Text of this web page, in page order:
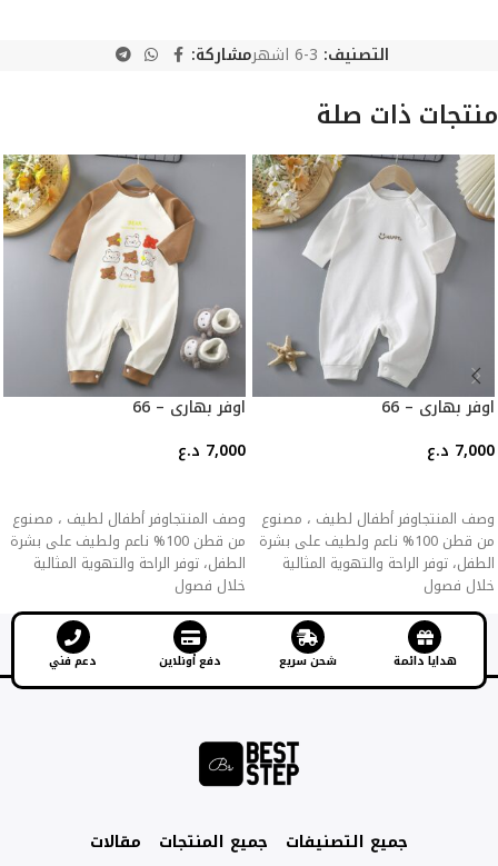
التصنيف: 3-6 اشهر مشاركة:
منتجات ذات صلة
اوفر بهاري – 66
7,000 د.ع
وصف المنتجاوفر أطفال لطيف ، مصنوع
من قطن 100% ناعم ولطيف على بشرة
الطفل، توفر الراحة والتهوية المثالية
خلال فصول
اوفر بهاري – 66
7,000 د.ع
وصف المنتجاوفر أطفال لطيف ، مصنوع
من قطن 100% ناعم ولطيف على بشرة
الطفل، توفر الراحة والتهوية المثالية
خلال فصول
هدايا دائمة شحن سريع دفع أونلاين دعم فني
جميع التصنيفات جميع المنتجات مقالات